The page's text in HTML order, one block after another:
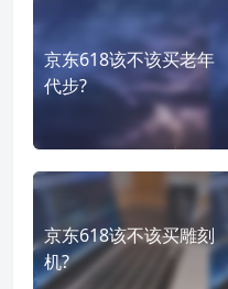
京东618该不该买老年
代步?
京东618该不该买雕刻
机?